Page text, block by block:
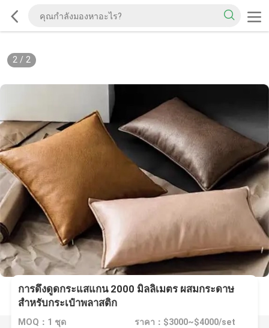
2/ 2
การดึงดูดกระแสแกน 2000 มิลลิเมตร ผสมกระดาษ
สําหรับกระเป๋าพลาสติก
MOQ：1 ชุด ราคา：$3000~$4000/set